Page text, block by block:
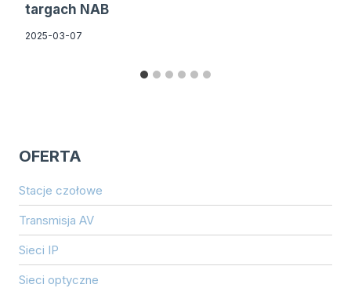
targach NAB
2025-03-07
OFERTA
Stacje czołowe
Transmisja AV
Sieci IP
Sieci optyczne